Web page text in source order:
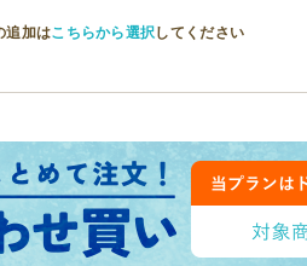
追加はこちらから選択してください